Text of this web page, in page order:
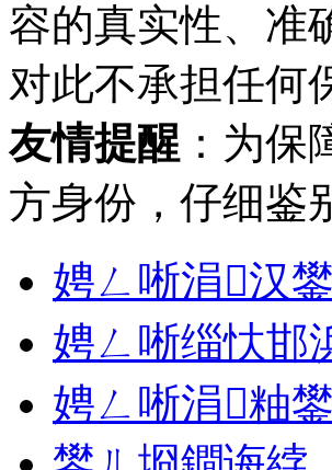
容的真实性、准
对此不承担任何
友情提醒 ：为
方身份，仔细鉴
娉ㄥ唽涓汉
娉ㄥ唽缁忕
娉ㄥ唽涓粙